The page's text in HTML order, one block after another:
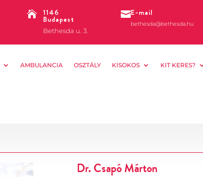
 1146
Budapest
Bethesda u. 3.
E-mail
bethesda@bethesda.hu
AMBULANCIA OSZTÁLY KISOKOS KIT KERES?
Dr. Csapó Márton